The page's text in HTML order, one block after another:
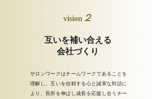
vision ２
互いを補い合える
会社づくり
サロンワークはチームワークであることを
理解し、互いを信頼する心と誠実な対話に
より、長所を伸ばし成長を応援し合うチー